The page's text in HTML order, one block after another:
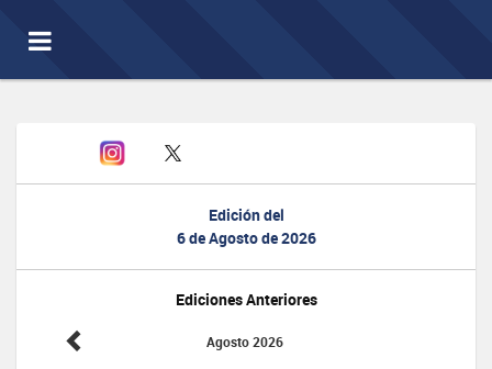
Toggle
navigation
Edición del
6 de Agosto de 2026
Ediciones Anteriores
Agosto 2026